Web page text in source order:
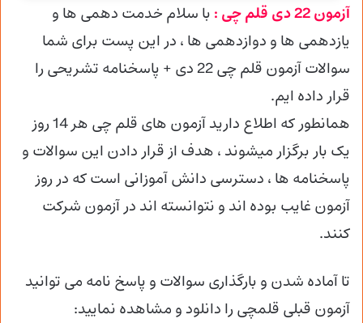
آزمون 22 دی قلم چی :
با سلام خدمت دهمی ها و
یازدهمی ها و دوازدهمی ها ، در این پست برای شما
سوالات آزمون قلم چی 22 دی + پاسخنامه تشریحی را
قرار داده ایم.
همانطور که اطلاع دارید آزمون های قلم چی هر 14 روز
یک بار برگزار میشوند ، هدف از قرار دادن این سوالات و
پاسخنامه ها ، دسترسی دانش آموزانی است که در روز
آزمون غایب بوده اند و نتوانسته اند در آزمون شرکت
کنند.
تا آماده شدن و بارگذاری سوالات و پاسخ نامه می توانید
آزمون قبلی قلمچی را دانلود و مشاهده نمایید: